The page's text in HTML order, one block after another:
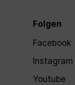
Folgen
Facebook
Instagram
Youtube